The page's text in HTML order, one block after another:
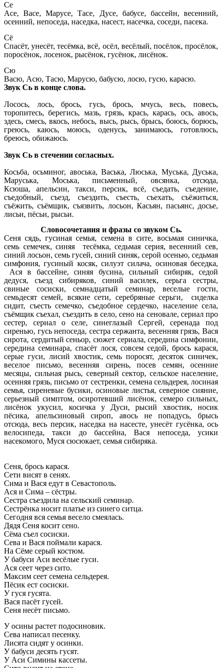
Се
Асе, Васе, Марусе, Тасе, Дусе, бабусе, бассейн, весенний,
осенний, непоседа, наседка, насест, насечка, соседи, пасека.
Сё
Спасёт, унесёт, тесёмка, всё, осёл, весёлый, посёлок, просёлок,
поросёнок, лосенок, рысёнок, гусёнок, лисёнок.
Сю
Васю, Асю, Тасю, Марусю, бабусю, лосю, гусю, карасю.
Звук Сь в конце слова.
Лосось, лось, брось, гусь, брось, мчусь, весь, повесь,
торопитесь, берегись, мазь, грязь, крась, карась, ось, авось,
здесь, смесь, вкось, небось, высь, рысь, брысь, боюсь, борюсь,
греюсь, каюсь, моюсь, оденусь, занимаюсь, готовлюсь,
бреюсь, обижаюсь.
Звук Сь в стечении согласных.
Косьба, осьминог, авоська, Васька, Люська, Муська, Дуська,
Маруська, Моська, письменный, овсянка, отсюда,
Ксюша, апельсин, такси, персик, всё, съедать, съедение,
съедобный, съезд, съездить, съесть, съехать, съёжиться,
съёжить, съёмщик, съязвить, лосьон, Касьян, пасьянс, досье,
лисьи, пёсьи, рысьи.
Словосочетания и фразы со звуком Сь.
Сеня сядь, гусиная семья, семена в сите, восьмая синичка,
семь семечек, синяя тесёмка, седьмая серия, весенний сев,
синий лосьон, семь гусей, синий синяк, серой осенью, седьмая
симфония, гусиный косяк, силуэт силача, осиновая беседка,
Ася в бассейне, синяя бусина, сильный сибиряк, седой
дедуся, съезд сибиряков, синий василек, серьга сестры,
свиные сосиски, семнадцатый семинар, веселые гости,
семьдесят семей, всякие сети, серебряные серьги, сиделка
сидит, съесть семечко, съедобное сердечко, население села,
съёмщик съехал, съездить в село, сено на сеновале, сериал про
сестер, сериал о селе, синеглазый Сергей, серенада под
сиренью, гусь непоседа, сестра сержанта, весенняя грязь, Вася
сирота, сердитый сеньор, сюжет сериала, середина симфонии,
середина семинара, спасёт лося, совсем седой, брось карася,
серые гуси, лисий хвостик, семь поросят, десяток синичек,
веселое письмо, весенняя сирень, посев семян, осенние
месяцы, сильная рысь, северный сектор, сельское население,
осенняя грязь, письмо от сестренки, семена сельдерея, лосиная
семья, сиреневые бусики, осиновые листья, северное сияние,
серьезный симптом, осиротевший лисёнок, семеро сильных,
лисёнок укусил, косичка у Дуси, рысий хвостик, носик
пёсика, апельсиновый сироп, авось не попадусь, брысь
отсюда, весь персик, наседка на насесте, унесёт гусёнка, ось
велосипеда, такси до бассейна, Вася непоседа, усики
насекомого, Муся сюсюкает, семья сибиряка.
Сеня, брось карася.
Сети висят в сенях.
Сима и Вася едут в Севастополь.
Ася и Сима – сёстры.
Сестра съездила на сельский семинар.
Сестрёнка носит платье из синего ситца.
Сегодня вся семья весело смеялась.
Дядя Сеня косит сено.
Сёма съел сосиски.
Сева и Вася поймали карася.
На Сёме серый костюм.
У бабуси Аси весёлые гуси.
Ася сеет через сито.
Максим сеет семена сельдерея.
Пёсик ест сосиски.
У гуся гусята.
Вася пасёт гусей.
Сеня несёт письмо.
У осины растет подосиновик.
Сева написал песенку.
Лисята сидят у осинки.
У бабуси десять гусят.
У Аси Симины кассеты.